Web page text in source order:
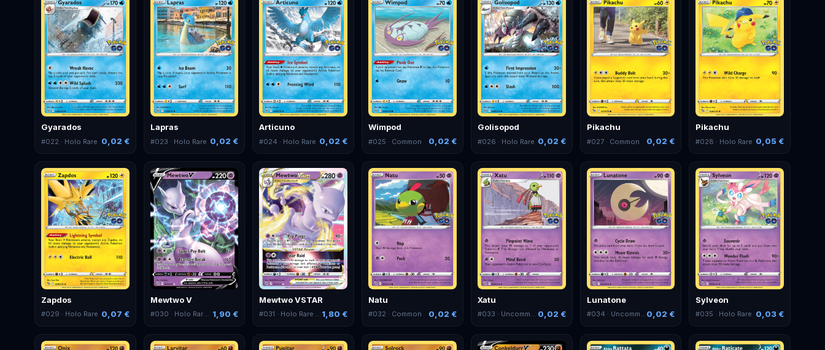
Gyarados
#022 · Holo Rare 0,02 €
Lapras
#023 · Holo Rare 0,02 €
Articuno
#024 · Holo Rare 0,02 €
Wimpod
#025 · Common 0,02 €
Golisopod
#026 · Holo Rare 0,02 €
Pikachu
#027· Common 0,02 €
Pikachu
#028 · Holo Rare 0,05 €
Zapdos
#029 · Holo Rare 0,07 €
Mewtwo V
#030 · Holo Rare V 1,90 €
Mewtwo VSTAR
#031 · Holo Rare VMAX 1,80 €
Natu
#032 · Common 0,02 €
Xatu
#033 · Uncommon 0,02 €
Lunatone
#034 · Uncommon 0,02 €
Sylveon
#035 · Holo Rare 0,03 €